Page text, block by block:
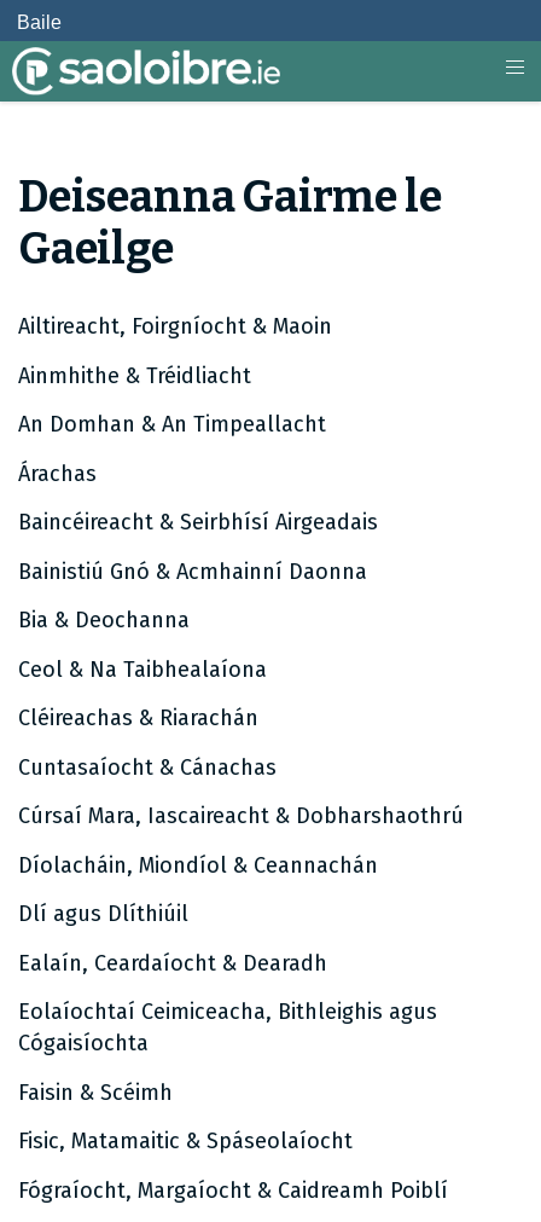
Baile
Deiseanna Gairme le
Gaeilge
Ailtireacht, Foirgníocht & Maoin
Ainmhithe & Tréidliacht
An Domhan & An Timpeallacht
Árachas
Baincéireacht & Seirbhísí Airgeadais
Bainistiú Gnó & Acmhainní Daonna
Bia & Deochanna
Ceol & Na Taibhealaíona
Cléireachas & Riarachán
Cuntasaíocht & Cánachas
Cúrsaí Mara, Iascaireacht & Dobharshaothrú
Díolacháin, Miondíol & Ceannachán
Dlí agus Dlíthiúil
Ealaín, Ceardaíocht & Dearadh
Eolaíochtaí Ceimiceacha, Bithleighis agus
Cógaisíochta
Faisin & Scéimh
Fisic, Matamaitic & Spáseolaíocht
Fógraíocht, Margaíocht & Caidreamh Poiblí